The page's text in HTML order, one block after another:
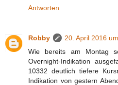
Antworten
Robby
20. April 2016
Wie bereits am Montag
Overnight-Indikation
10332 deutlich tiefere
Indikation von gestern